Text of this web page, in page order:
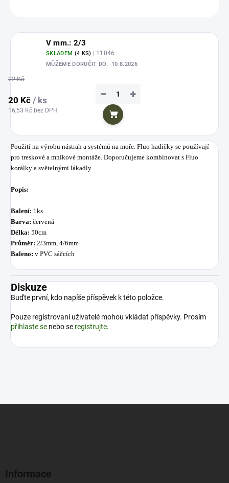
V mm.: 2/3
SKLADEM (4 KS) | 11046
MŮŽEME DORUČIT DO: 10.8.2026
22 Kč
20 Kč / ks
16,53 Kč bez DPH
+
−
Do košíku
Použití na výrobu nástrah a systémů na moře. Fluo hadičky se používají
pro treskové a mníkové montáže. Doporučujeme kombinovat s Fluo
korálky a světelnými lákadly.
Popis:
Balení: 1ks
Barva: červená
Délka: 50cm
Průměr: 2/3mm, 4/6mm
Baleno: v PVC sáčcích
Diskuze
Buďte první, kdo napíše příspěvek k této položce.
Pouze registrovaní uživatelé mohou vkládat příspěvky. Prosím
přihlaste se nebo se registrujte.
Informace